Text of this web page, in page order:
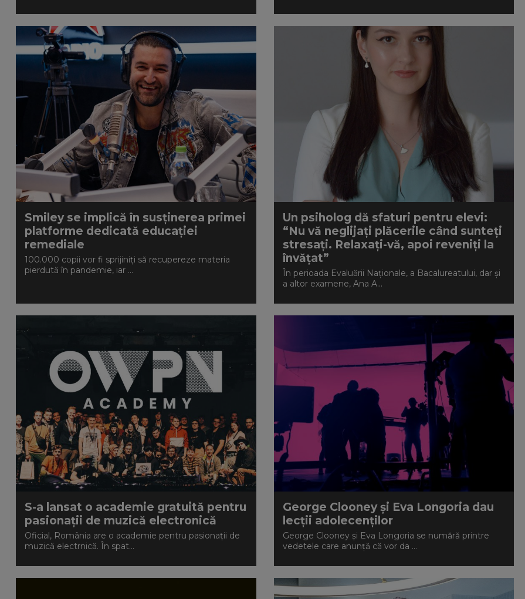
Smiley se implică în susținerea primei
platforme dedicată educației
remediale
100.000 copii vor fi sprijiniți să recupereze materia
pierdută în pandemie, iar ...
Un psiholog dă sfaturi pentru elevi:
“Nu vă neglijați plăcerile când sunteți
stresați. Relaxați-vă, apoi reveniți la
învățat”
În perioada Evaluării Naționale, a Bacalureatului, dar și
a altor examene, Ana A...
S-a lansat o academie gratuită pentru
pasionații de muzică electronică
Oficial, România are o academie pentru pasionații de
muzică electrnică. În spat...
George Clooney și Eva Longoria dau
lecții adolecenților
George Clooney și Eva Longoria se numără printre
vedetele care anunță că vor da ...